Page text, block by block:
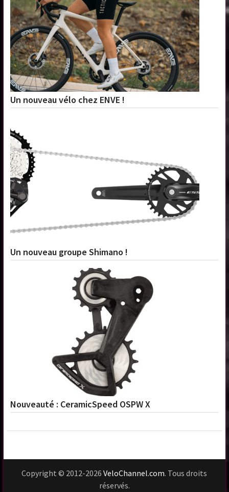
Un nouveau vélo chez ENVE !
Un nouveau groupe Shimano !
Nouveauté : CeramicSpeed OSPW X
Copyright © 2012-2026VeloChannel.com. Tous droits
réservés.